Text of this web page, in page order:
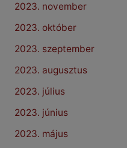
2023. november
2023. október
2023. szeptember
2023. augusztus
2023. július
2023. június
2023. május